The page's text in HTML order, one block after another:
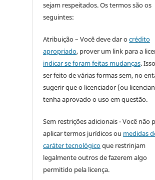
sejam respeitados. Os termos são os
seguintes:
Atribuição – Você deve dar ocrédito
apropriado, prover um link para a
indicar se foram feitas mudanças.
ser feito de várias formas sem, no
sugerir que o licenciador (ou
tenha aprovado o uso em questão.
Sem restrições adicionais - Você não
aplicar termos jurídicos ou medidas
caráter tecnológicoque restrinjam
legalmente outros de fazerem algo
permitido pela licença.